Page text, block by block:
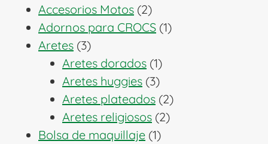
productos
Accesorios Motos 22
productos
Adornos para CROCS 11
Aretes 33
productos
Aretes dorados 11
producto
Aretes huggies 33
productos
Aretes plateados 22
productos
Aretes religiosos 22
Bolsa de maquillaje 11